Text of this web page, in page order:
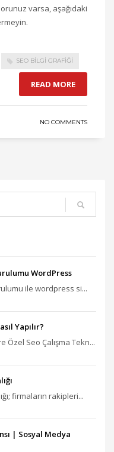
varsa, aşağıdaki
SEO BILGI GRAFIĞI
READ MORE
NO COMMENTS
WordPress
ile wordpress si...
Yapılır?
Seo Çalışma Tekn...
firmaların rakipleri...
| Sosyal Medya